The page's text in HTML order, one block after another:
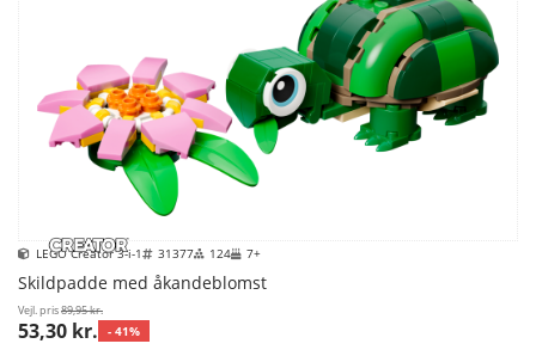
LEGO Creator 3-i-1 31377 124 7+
Skildpadde med åkandeblomst
Vejl. pris89,95 kr.
53,30 kr. - 41%